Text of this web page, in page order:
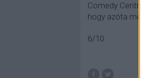
Comedy
hogy azóta
6/10